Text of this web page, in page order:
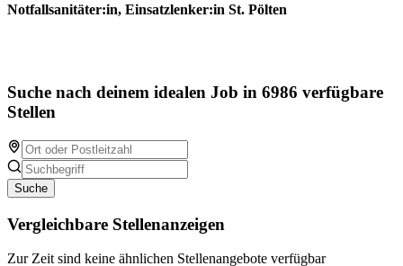
Notfallsanitäter:in, Einsatzlenker:in St. Pölten
Suche nach deinem idealen Job in 6986 verfügbare
Stellen
Suche
Vergleichbare Stellenanzeigen
Zur Zeit sind keine ähnlichen Stellenangebote verfügbar